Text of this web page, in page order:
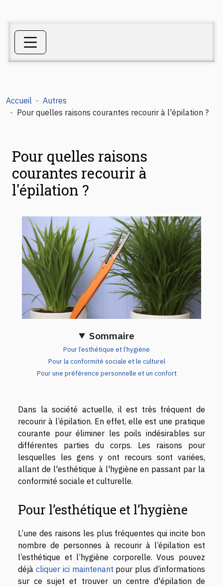
Accueil
Autres
Pour quelles raisons courantes recourir à l'épilation ?
Pour quelles raisons
courantes recourir à
l'épilation ?
Sommaire
Pour l’esthétique et l’hygiène
Pour la conformité sociale et le culturel
Pour une préférence personnelle et un confort
Dans la société actuelle, il est très fréquent de
recourir à l’épilation. En effet, elle est une pratique
courante pour éliminer les poils indésirables sur
différentes parties du corps. Les raisons pour
lesquelles les gens y ont recours sont variées,
allant de l'esthétique à l'hygiène en passant par la
conformité sociale et culturelle.
Pour l’esthétique et l’hygiène
L’une des raisons les plus fréquentes qui incite bon
nombre de personnes à recourir à l’épilation est
l’esthétique et l’hygiène corporelle. Vous pouvez
déjà cliquer ici maintenant pour plus d’informations
sur ce sujet et trouver un centre d'épilation de